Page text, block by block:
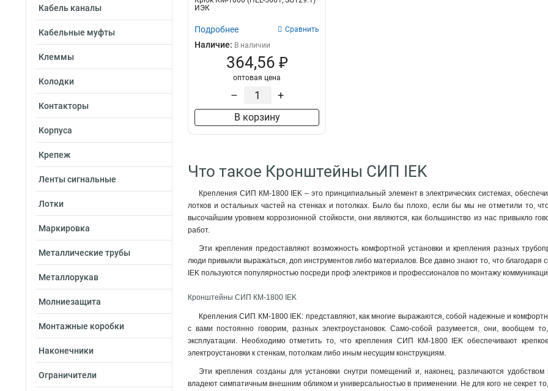
Кабель каналы
Кабельные муфты
Клеммы
Колодки
Контакторы
Корпуса
Крепеж
Ленты сигнальные
Лотки
Маркировка
Металлические трубы
Металлорукав
Молниезащита
Монтажные коробки
Наконечники
Ограничители
ИЭК
Подробнее Сравнить
Наличие: В наличии
364,56 ₽
оптовая цена
– +
В корзину
Что такое Кронштейны СИП IEK
Крепления СИП КМ-1800 IEK – это принципиальный элемент в электрических системах,
лотков и остальных частей на стенках и потолках. Было бы плохо, если бы мы не отметили то,
высочайшим уровнем коррозионной стойкости, они являются, как большинство из нас привыкло
работ.
Эти крепления предоставляют возможность комфортной установки и крепления разных
люди привыкли выражаться, доп инструментов либо материалов. Все давно знают то, что
IEK пользуются популярностью посреди проф электриков и профессионалов по монтажу
Кронштейны СИП КМ-1800 IEK
Крепления СИП КМ-1800 IEK: представляют, как многие выражаются, собой надежные и
с вами постоянно говорим, разных электроустановок. Само-собой разумеется, они, вообщем
эксплуатации. Необходимо отметить то, что крепления СИП КМ-1800 IEK обеспечивают
электроустановки к стенкам, потолкам либо иным несущим конструкциям.
Эти крепления созданы для установки снутри помещений и, наконец, различаются
владеют симпатичным внешним обликом и универсальностью в применении. Не для кого не секрет